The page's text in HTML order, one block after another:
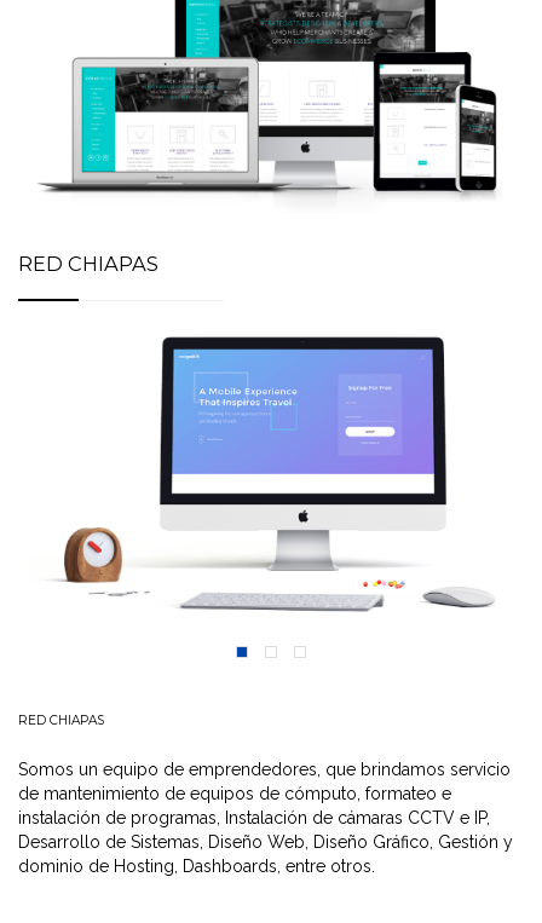
RED CHIAPAS
RED CHIAPAS
Somos un equipo de emprendedores, que brindamos servicio
de mantenimiento de equipos de cómputo, formateo e
instalación de programas, Instalación de cámaras CCTV e IP,
Desarrollo de Sistemas, Diseño Web, Diseño Gráfico, Gestión y
dominio de Hosting, Dashboards, entre otros.